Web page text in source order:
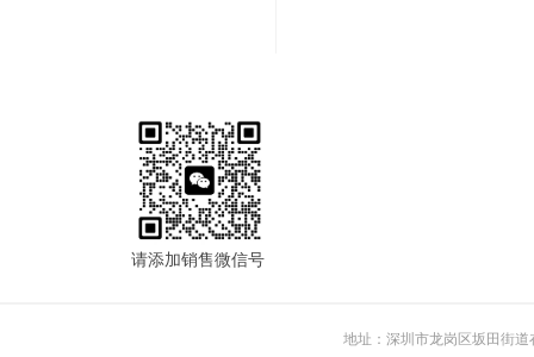
请添加销售微信号
地址：深圳市龙岗区坂田街